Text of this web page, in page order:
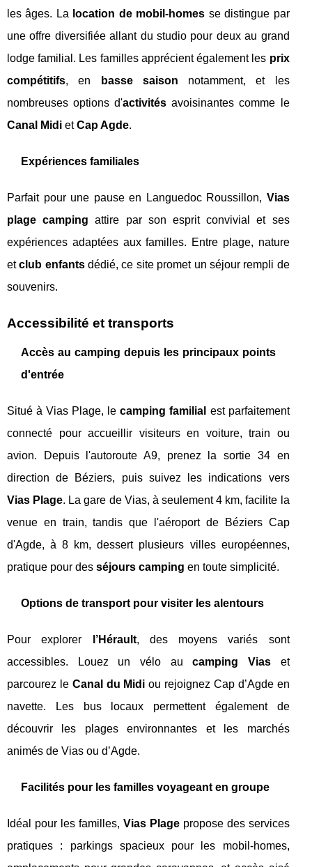
les âges. La location de mobil-homes se distingue par
une offre diversifiée allant du studio pour deux au grand
lodge familial. Les familles apprécient également les prix
compétitifs, en basse saison notamment, et les
nombreuses options d'activités avoisinantes comme le
Canal Midi etCap Agde.
Expériences familiales
Parfait pour une pause en Languedoc Roussillon, Vias
plage camping attire par son esprit convivial et ses
expériences adaptées aux familles. Entre plage, nature
etclub enfantsdédié, ce site promet un séjour rempli de
souvenirs.
Accessibilité et transports
Accès au camping depuis les principaux points
d'entrée
Situé à Vias Plage, lecamping familial est parfaitement
connecté pour accueillir visiteurs en voiture, train ou
avion. Depuis l'autoroute A9, prenez la sortie 34 en
direction de Béziers, puis suivez les indications vers
Vias Plage. La gare de Vias, à seulement 4 km, facilite la
venue en train, tandis que l'aéroport de Béziers Cap
d'Agde, à 8 km, dessert plusieurs villes européennes,
pratique pour des séjours camping en toute simplicité.
Options de transport pour visiter les alentours
Pour explorer l’Hérault, des moyens variés sont
accessibles. Louez un vélo aucamping Viaset
parcourez le Canal du Midi ou rejoignez Cap d’Agde en
navette. Les bus locaux permettent également de
découvrir les plages environnantes et les marchés
animés de Vias ou d’Agde.
Facilités pour les familles voyageant en groupe
Idéal pour les familles, Vias Plagepropose des services
pratiques : parkings spacieux pour les mobil-homes,